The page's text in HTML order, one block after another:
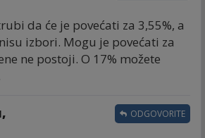
da će je povećati za 3,55%, a
izbori. Mogu je povećati za
ne postoji. O 17% možete
ODGOVORITE